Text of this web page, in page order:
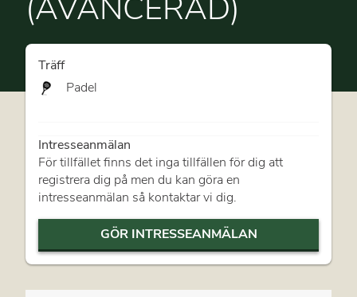
Träff
Padel
Intresseanmälan
För tillfället finns det inga tillfällen för dig att
registrera dig på men du kan göra en
intresseanmälan så kontaktar vi dig.
GÖR INTRESSEANMÄLAN